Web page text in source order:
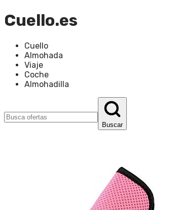
Cuello.es
Cuello
Almohada
Viaje
Coche
Almohadilla
Buscar